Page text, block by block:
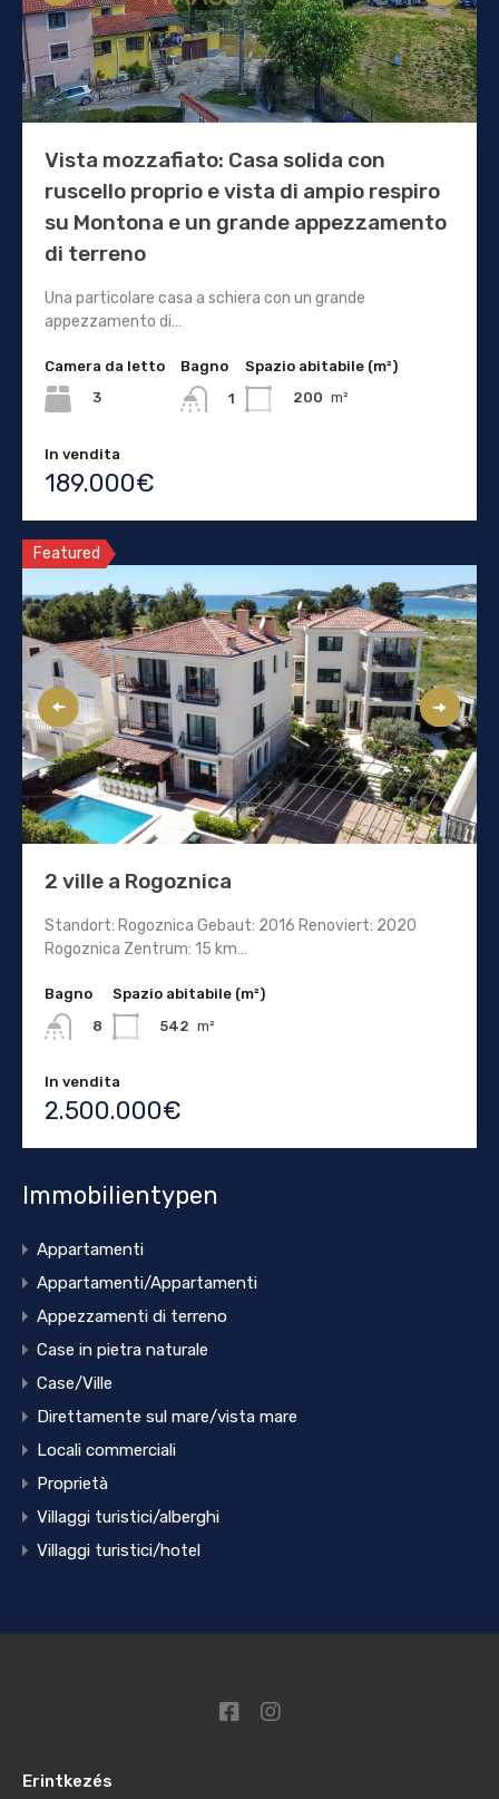
Vista mozzafiato: Casa solida con
ruscello proprio e vista di ampio respiro
su Montona e un grande appezzamento
di terreno
Una particolare casa a schiera con un grande
appezzamento di…
Camera da letto
3
Bagno
1
Spazio abitabile (m²)
200 m²
In vendita
189.000€
Featured
2 ville a Rogoznica
Standort: Rogoznica Gebaut: 2016 Renoviert: 2020
Rogoznica Zentrum: 15 km…
Bagno
8
Spazio abitabile (m²)
542 m²
In vendita
2.500.000€
Immobilientypen
Appartamenti
Appartamenti/Appartamenti
Appezzamenti di terreno
Case in pietra naturale
Case/Ville
Direttamente sul mare/vista mare
Locali commerciali
Proprietà
Villaggi turistici/alberghi
Villaggi turistici/hotel
Erintkezés